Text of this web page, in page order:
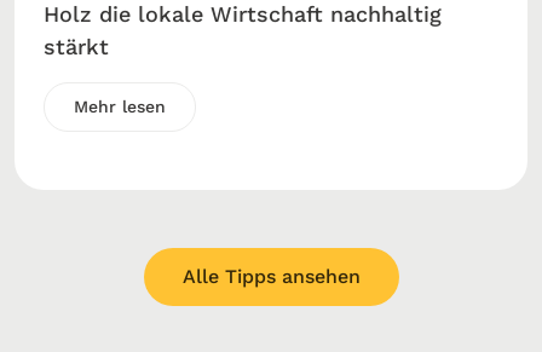
Holz die lokale Wirtschaft nachhaltig
stärkt
Mehr lesen
Alle Tipps ansehen